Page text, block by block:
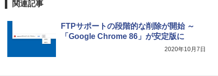
￥3,600
New Amazon Kindle Scribe Colorsoft |
11インチカラーディスプレイ、64GBスト
レージ、ノート機能搭載、明るさ自動調
整、色調調節ライト、プレミアムペン付
関連記事
FTPサポートの段階的な削除が開始 ～
「Google Chrome 86」が安定版に
2020年10月7日